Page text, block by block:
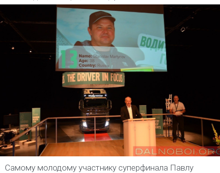
Самому молодому участнику суперфинала Павлу